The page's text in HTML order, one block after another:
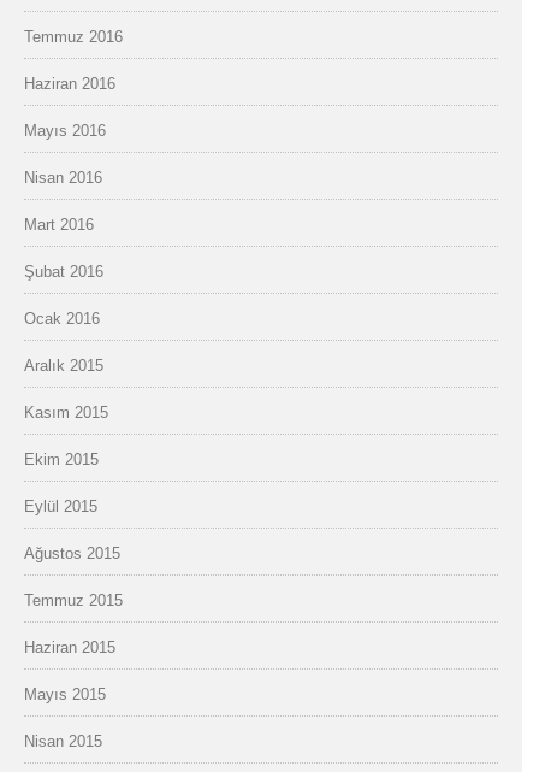
Temmuz 2016
Haziran 2016
Mayıs 2016
Nisan 2016
Mart 2016
Şubat 2016
Ocak 2016
Aralık 2015
Kasım 2015
Ekim 2015
Eylül 2015
Ağustos 2015
Temmuz 2015
Haziran 2015
Mayıs 2015
Nisan 2015